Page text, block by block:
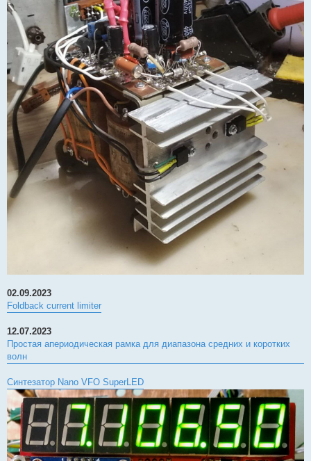
02.09.2023
Foldback current limiter
12.07.2023
Простая апериодическая рамка для диапазона средних и коротких
волн
Синтезатор Nano VFO SuperLED